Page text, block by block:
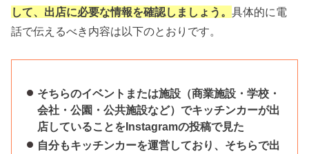
して、出店に必要な情報を確認しましょう。具体的に電
話で伝えるべき内容は以下のとおりです。
そちらのイベントまたは施設（商業施設・学校・
会社・公園・公共施設など）でキッチンカーが出
店していることをInstagramの投稿で見た
自分もキッチンカーを運営しており、そちらで出